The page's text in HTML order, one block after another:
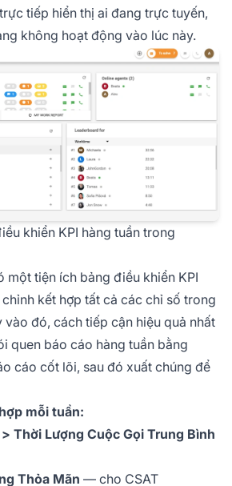
tiếp hiển thị ai đang trực tuyến,
không hoạt động vào lúc này.
khiển KPI hàng tuần trong
một tiện ích bảng điều khiển KPI
kết hợp tất cả các chỉ số trong
vào đó, cách tiếp cận hiệu quả nhất
quen báo cáo hàng tuần bằng
cáo cốt lõi, sau đó xuất chúng để
mỗi tuần:
Thời Lượng Cuộc Gọi Trung Bình
Thỏa Mãn — cho CSAT